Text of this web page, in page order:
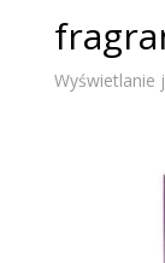
Wyświetlanie